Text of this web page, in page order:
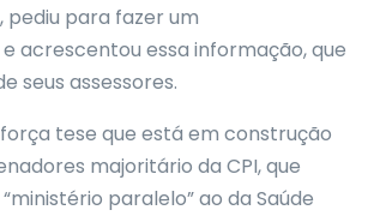
para fazer um
acrescentou essa informação, que
seus assessores.
tese que está em construção
majoritário da CPI, que
paralelo” ao da Saúde